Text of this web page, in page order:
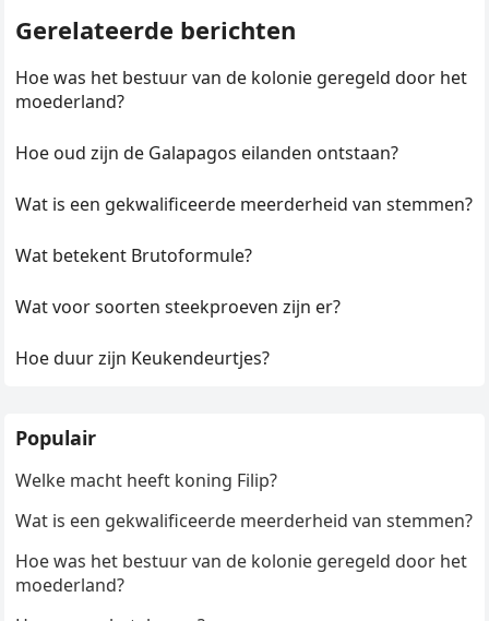
Gerelateerde berichten
Hoe was het bestuur van de kolonie geregeld door het
moederland?
Hoe oud zijn de Galapagos eilanden ontstaan?
Wat is een gekwalificeerde meerderheid van stemmen?
Wat betekent Brutoformule?
Wat voor soorten steekproeven zijn er?
Hoe duur zijn Keukendeurtjes?
Populair
Welke macht heeft koning Filip?
Wat is een gekwalificeerde meerderheid van stemmen?
Hoe was het bestuur van de kolonie geregeld door het
moederland?